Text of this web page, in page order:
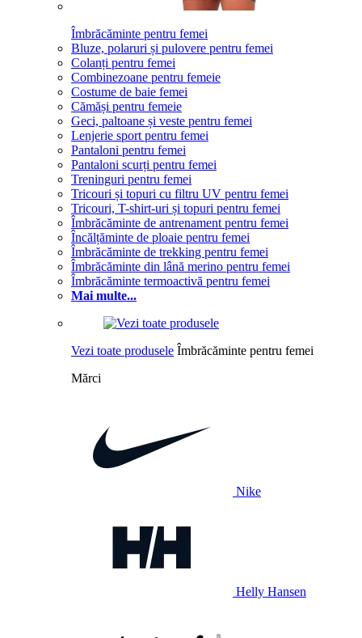
Îmbrăcăminte pentru femei
Bluze, polaruri și pulovere pentru femei
Colanți pentru femei
Combinezoane pentru femeie
Costume de baie femei
Cămăși pentru femeie
Geci, paltoane și veste pentru femei
Lenjerie sport pentru femei
Pantaloni pentru femei
Pantaloni scurți pentru femei
Treninguri pentru femei
Tricouri și topuri cu filtru UV pentru femei
Tricouri, T-shirt-uri și topuri pentru femei
Îmbrăcăminte de antrenament pentru femei
Încălțăminte de ploaie pentru femei
Îmbrăcăminte de trekking pentru femei
Îmbrăcăminte din lână merino pentru femei
Îmbrăcăminte termoactivă pentru femei
Mai multe...
Vezi toate produsele Îmbrăcăminte pentru femei
Mărci
Nike
Helly Hansen